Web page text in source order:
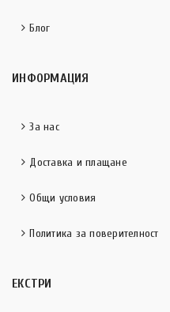
Блог
ИНФОРМАЦИЯ
За нас
Доставка и плащане
Общи условия
Политика за поверителност
ЕКСТРИ